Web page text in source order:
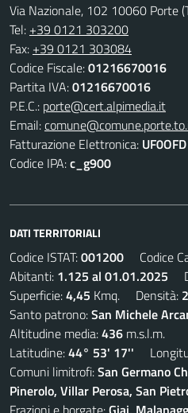
Via Nazionale, 102 10060 Porte
Tel: +39 0121 303200
Fax: +39 0121 303084
Codice Fiscale:01216670016
Partita IVA:01216670016
P.E.C.: porte@cert.alpimedia.it
Email:
Fatturazione Elettronica: UF0OFD
Codice IPA:c_g900
DATI TERRITORIALI
Codice ISTAT:001200 Codice
Abitanti: 1.125 al 01.01.2025
Superficie:4,45 Kmq. Densità:
Santo patrono:San Michele
Altitudine media:436 m.s.l.m.
Latitudine:44° 53' 17''
Comuni limitrofi:San Germano
Pinerolo, Villar Perosa, San